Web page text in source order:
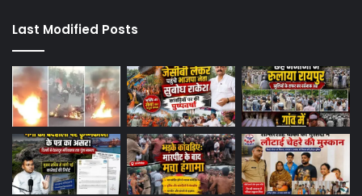
Last Modified Posts